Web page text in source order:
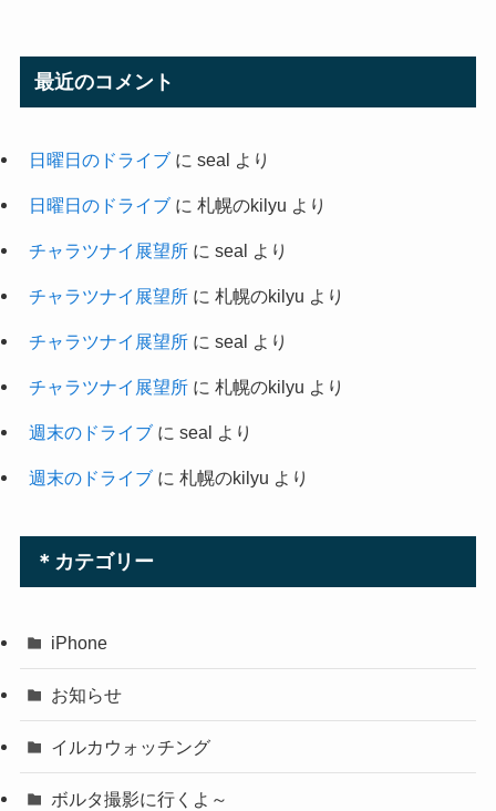
最近のコメント
日曜日のドライブに seal より
日曜日のドライブに 札幌のkilyu より
チャラツナイ展望所に seal より
チャラツナイ展望所に 札幌のkilyu より
チャラツナイ展望所に seal より
チャラツナイ展望所に 札幌のkilyu より
週末のドライブに seal より
週末のドライブに 札幌のkilyu より
＊カテゴリー
iPhone
お知らせ
イルカウォッチング
ボルタ撮影に行くよ～